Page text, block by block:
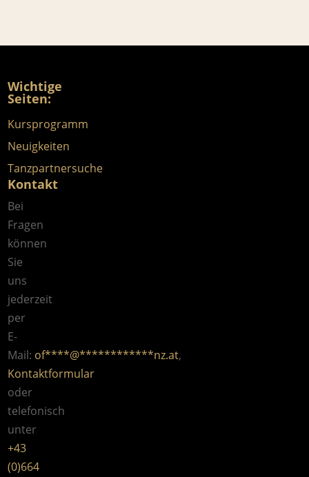
Wichtige
Seiten:
Kursprogramm
Neuigkeiten
Tanzpartnersuche
Kontakt
Bei
Fragen
können
Sie
uns
jederzeit
per
E-
Mail: of****@************nz.at,
Kontaktformular
oder
telefonisch
unter
+43
(0)664